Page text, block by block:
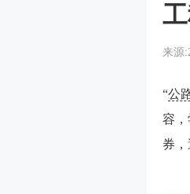
来源
“公
容，
券，